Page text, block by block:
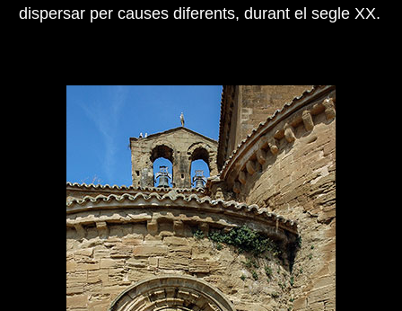
dispersar per causes diferents, durant el segle XX.